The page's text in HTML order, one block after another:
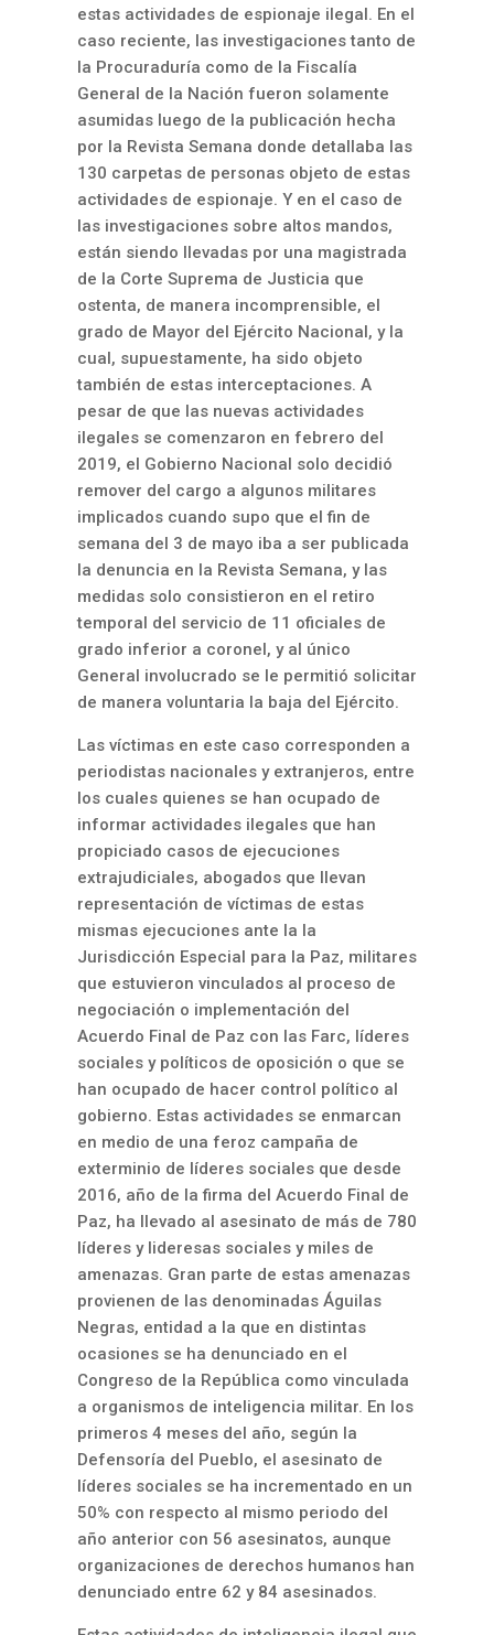
estas actividades de espionaje ilegal. En el
caso reciente, las investigaciones tanto de
la Procuraduría como de la Fiscalía
General de la Nación fueron solamente
asumidas luego de la publicación hecha
por la Revista Semana donde detallaba las
130 carpetas de personas objeto de estas
actividades de espionaje. Y en el caso de
las investigaciones sobre altos mandos,
están siendo llevadas por una magistrada
de la Corte Suprema de Justicia que
ostenta, de manera incomprensible, el
grado de Mayor del Ejército Nacional, y la
cual, supuestamente, ha sido objeto
también de estas interceptaciones. A
pesar de que las nuevas actividades
ilegales se comenzaron en febrero del
2019, el Gobierno Nacional solo decidió
remover del cargo a algunos militares
implicados cuando supo que el fin de
semana del 3 de mayo iba a ser publicada
la denuncia en la Revista Semana, y las
medidas solo consistieron en el retiro
temporal del servicio de 11 oficiales de
grado inferior a coronel, y al único
General involucrado se le permitió solicitar
de manera voluntaria la baja del Ejército.
Las víctimas en este caso corresponden a
periodistas nacionales y extranjeros, entre
los cuales quienes se han ocupado de
informar actividades ilegales que han
propiciado casos de ejecuciones
extrajudiciales, abogados que llevan
representación de víctimas de estas
mismas ejecuciones ante la la
Jurisdicción Especial para la Paz, militares
que estuvieron vinculados al proceso de
negociación o implementación del
Acuerdo Final de Paz con las Farc, líderes
sociales y políticos de oposición o que se
han ocupado de hacer control político al
gobierno. Estas actividades se enmarcan
en medio de una feroz campaña de
exterminio de líderes sociales que desde
2016, año de la firma del Acuerdo Final de
Paz, ha llevado al asesinato de más de 780
líderes y lideresas sociales y miles de
amenazas. Gran parte de estas amenazas
provienen de las denominadas Águilas
Negras, entidad a la que en distintas
ocasiones se ha denunciado en el
Congreso de la República como vinculada
a organismos de inteligencia militar. En los
primeros 4 meses del año, según la
Defensoría del Pueblo, el asesinato de
líderes sociales se ha incrementado en un
50% con respecto al mismo periodo del
año anterior con 56 asesinatos, aunque
organizaciones de derechos humanos han
denunciado entre 62 y 84 asesinados.